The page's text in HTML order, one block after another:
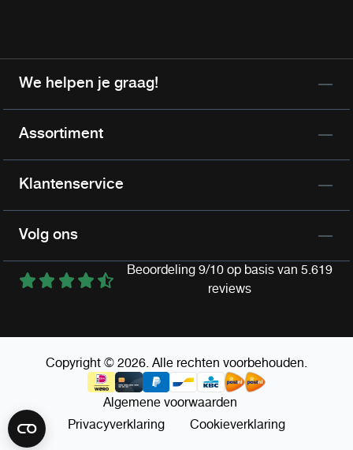
We helpen je graag!
Assortiment
Klantenservice
Volg ons
Beoordeling 9/10 op basis van 5.619
reviews
Copyright © 2026. Alle rechten voorbehouden.
Algemene voorwaarden
Privacyverklaring
Cookieverklaring